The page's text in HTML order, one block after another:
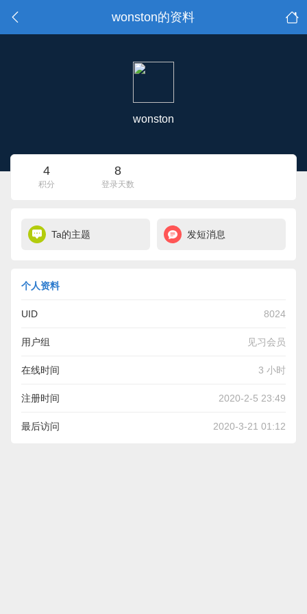
wonston的资料
wonston
4
积分
8
登录天数
Ta的主题 发短消息
个人资料
UID 8024
用户组 见习会员
在线时间 3 小时
注册时间 2020-2-5 23:49
最后访问 2020-3-21 01:12